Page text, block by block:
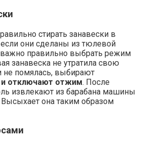
стирать занавески в
они сделаны из тюлевой
важно правильно выбрать режим
занавеска не утратила свою
не помялась, выбирают
отключают отжим. После
извлекают из барабана машины
она таким образом